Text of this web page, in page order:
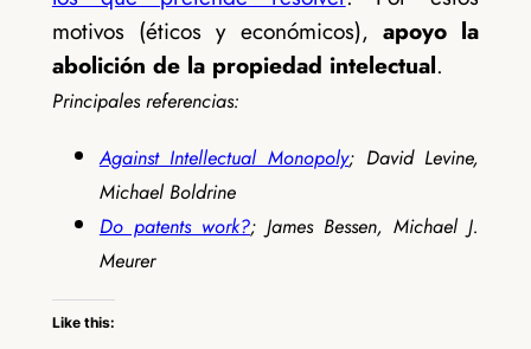
motivos (éticos y económicos), apoyo la
abolición de la propiedad intelectual.
Principales referencias:
Against Intellectual Monopoly; David Levine,
Michael Boldrine
Do patents work?; James Bessen, Michael J.
Meurer
Like this: